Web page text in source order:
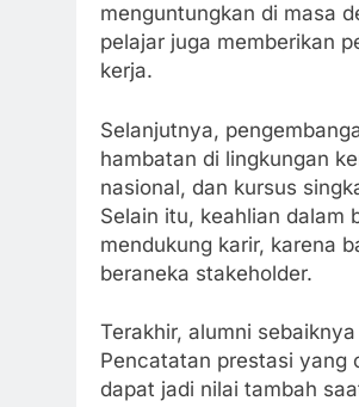
menguntungkan di masa
pelajar juga memberikan
kerja.
Selanjutnya,
hambatan di lingkungan
nasional, dan kursus
Selain itu, keahlian dalam
mendukung karir, karena
beraneka stakeholder.
Terakhir, alumni
Pencatatan prestasi yang
dapat jadi nilai tambah